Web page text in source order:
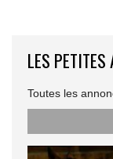
LES PETITES
Toutes les